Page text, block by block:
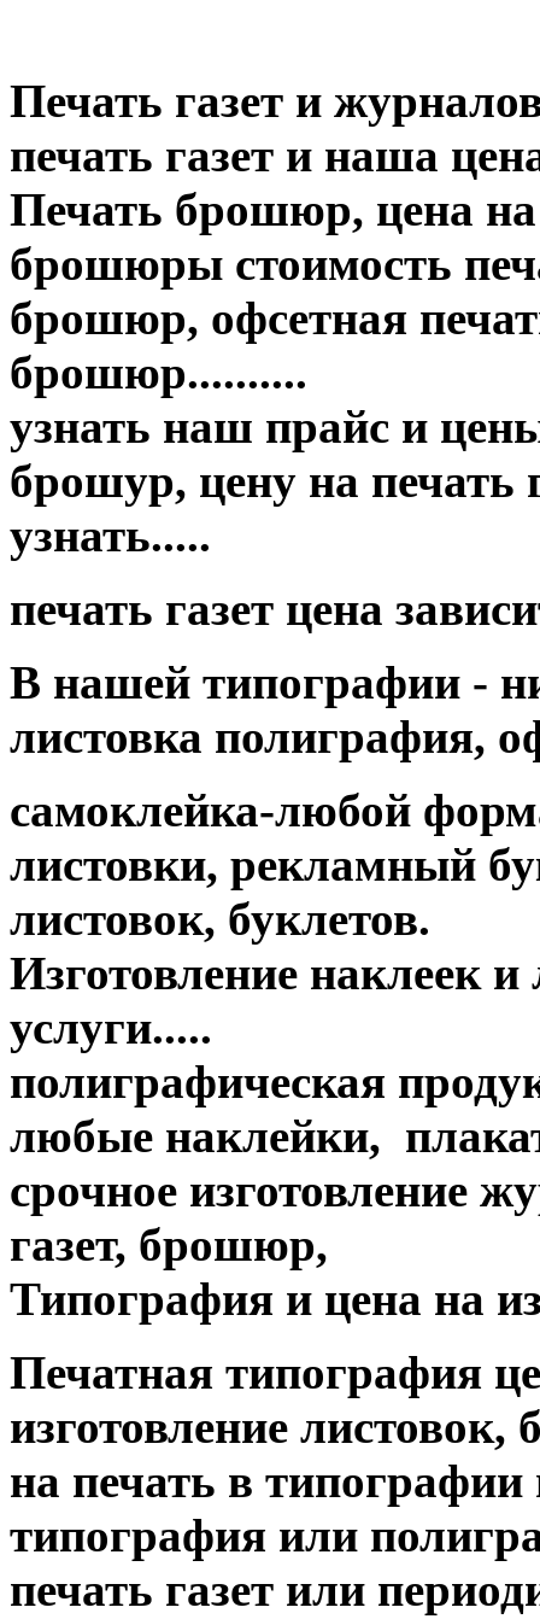
Печать газет и
печать газет и наша
Печать брошюр, цена
брошюры стоимость
брошюр, офсетная
брошюр..........
узнать наш прайс и
брошур, цену на печать
узнать.....
печать газет цена
В нашей типографии -
листовка полиграфия,
самоклейка-любой
листовки, рекламный
листовок, буклетов.
Изготовление наклеек
услуги.....
полиграфическая
любые наклейки,
срочное изготовление
газет, брошюр,
Типография и цена на
Печатная типография
изготовление листовок,
на печать в
типография или
печать газет или